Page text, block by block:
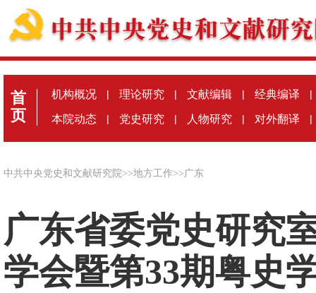
首
页
机构概况 | 理论研究 | 文献编辑 | 经典编译 |
本院动态 | 党史研究 | 人物研究 | 对外翻译 |
中共中央党史和文献研究院>>地方工作>>广东
广东省委党史研究
学会暨第33期粤史